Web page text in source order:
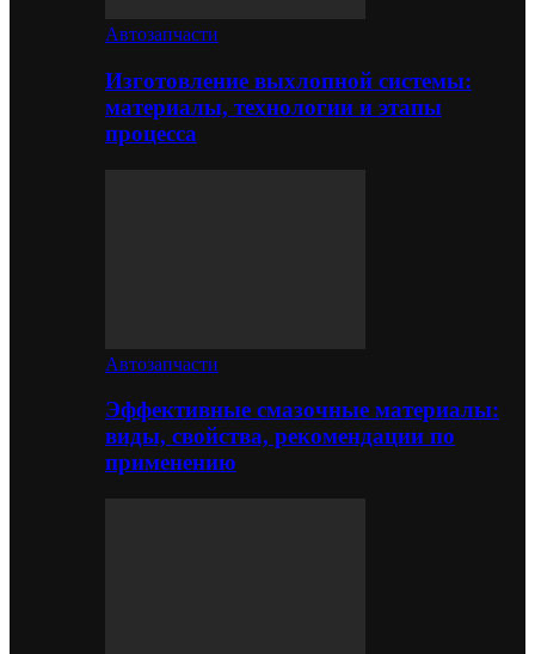
Автозапчасти
Изготовление выхлопной системы:
материалы, технологии и этапы
процесса
Автозапчасти
Эффективные смазочные материалы:
виды, свойства, рекомендации по
применению